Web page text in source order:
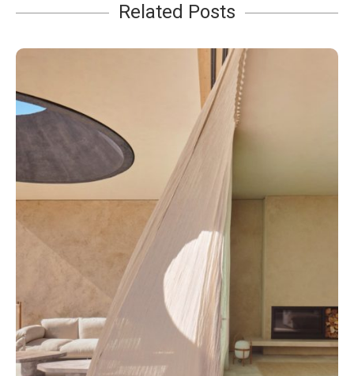
Related Posts